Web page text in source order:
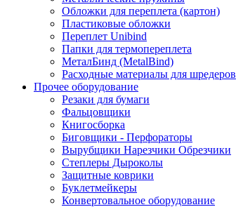
Обложки для переплета (картон)
Пластиковые обложки
Переплет Unibind
Папки для термопереплета
МеталБинд (MetalBind)
Расходные материалы для шредеров
Прочее оборудование
Резаки для бумаги
Фальцовщики
Книгосборка
Биговщики - Перфораторы
Вырубщики Нарезчики Обрезчики
Степлеры Дыроколы
Защитные коврики
Буклетмейкеры
Конвертовальное оборудование